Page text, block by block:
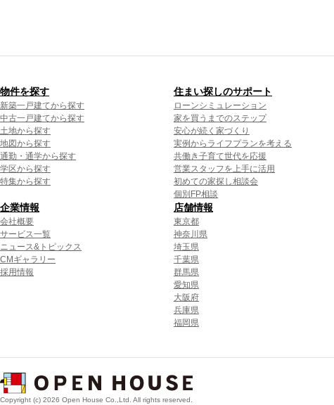
物件を探す
新築一戸建てから探す
中古一戸建てから探す
土地から探す
地図から探す
通勤・通学から探す
学区から探す
特集から探す
住まい探しのサポート
ローンシミュレーション
家を買うまでのステップ
安心が続く家づくり
実例からライフプランを考える
共働き子育て世代を応援
営業スタッフを上手に活用
初めての家探し相談会
個別FP相談
企業情報
会社概要
サービス一覧
ニュース&トピックス
CMギャラリー
採用情報
店舗情報
東京都
神奈川県
埼玉県
千葉県
群馬県
愛知県
大阪府
兵庫県
福岡県
Copyright (c) 2026 Open House Co.,Ltd. All rights reserved.